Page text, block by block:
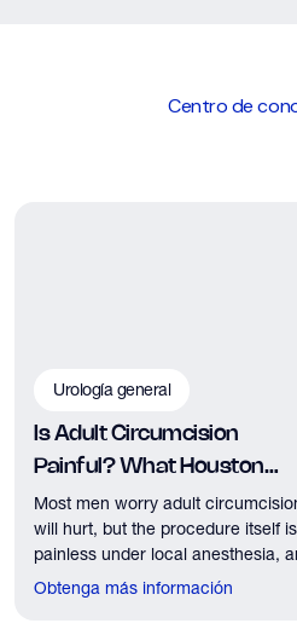
que las enfermedades de alto
Centro de
Urología general
Is Adult Circumcision
Painful? What Houston
Patients Should Expect
Most men worry adult
will hurt, but the procedure itself is
painless under local anesthesia,
recovery discomfort is mild and
Obtenga más información